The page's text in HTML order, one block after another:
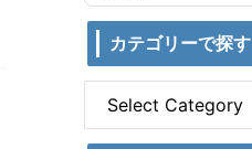
カテゴリーで探す